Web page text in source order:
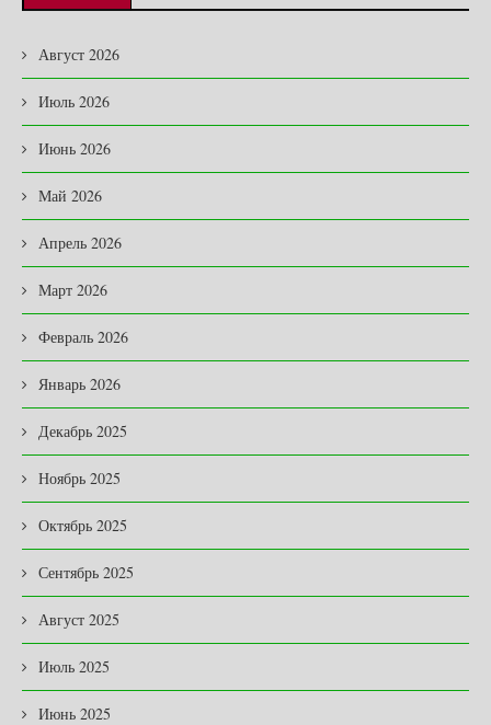
Август 2026
Июль 2026
Июнь 2026
Май 2026
Апрель 2026
Март 2026
Февраль 2026
Январь 2026
Декабрь 2025
Ноябрь 2025
Октябрь 2025
Сентябрь 2025
Август 2025
Июль 2025
Июнь 2025